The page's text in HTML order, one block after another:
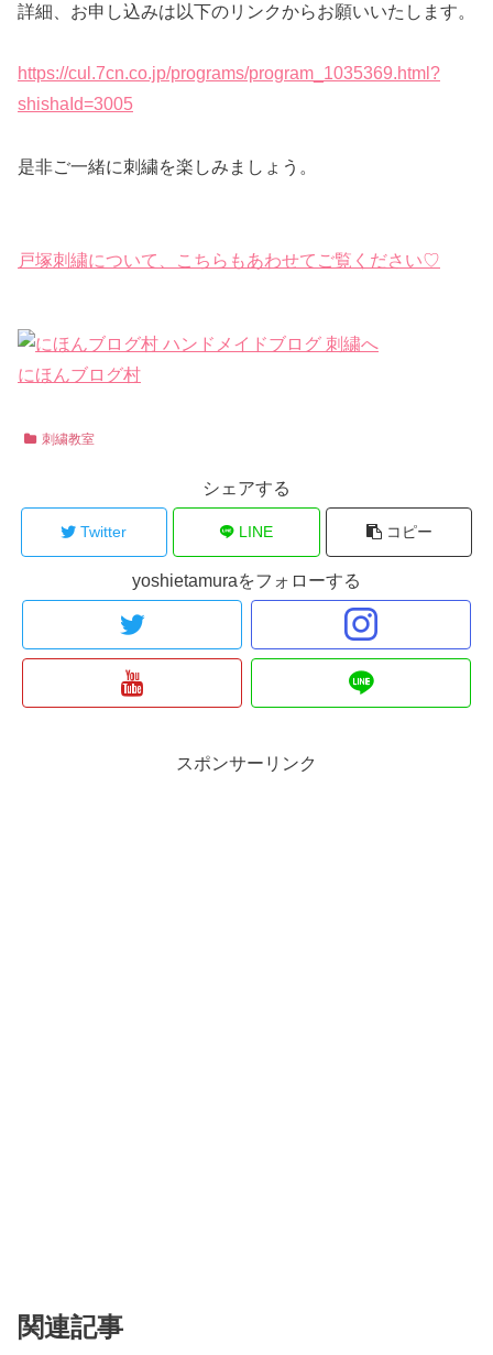
詳細、お申し込みは以下のリンクからお願いいたします。
https://cul.7cn.co.jp/programs/program_1035369.html?
shishaId=3005
是非ご一緒に刺繍を楽しみましょう。
戸塚刺繍について、こちらもあわせてご覧ください♡
にほんブログ村
刺繍教室
シェアする
Twitter LINE コピー
yoshietamuraをフォローする
スポンサーリンク
関連記事